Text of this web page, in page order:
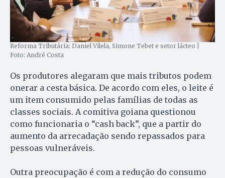
Reforma Tributária: Daniel Vilela, Simone Tebet e setor lácteo |
Foto: André Costa
Os produtores alegaram que mais tributos podem
onerar a cesta básica. De acordo com eles, o leite é
um item consumido pelas famílias de todas as
classes sociais. A comitiva goiana questionou
como funcionaria o “cash back”, que a partir do
aumento da arrecadação sendo repassados para
pessoas vulneráveis.
Outra preocupação é com a redução do consumo